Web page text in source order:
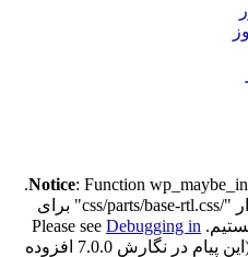
Notice: Function
.
قادر به خواندن کلید "path" با مقدار "/css/parts/base-rtl.css" برای
Debugging in
for more information. (این پیام در نگارش 7.0.0 افزوده